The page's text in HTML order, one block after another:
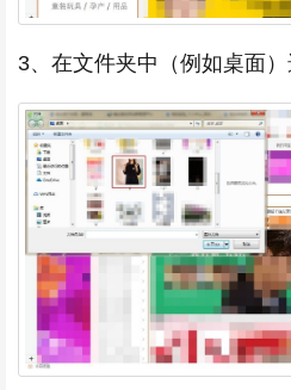
3、在文件夹中（例如桌面）